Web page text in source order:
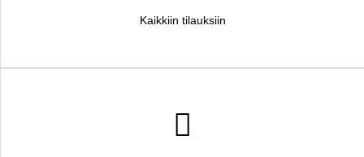
Kaikkiin tilauksiin